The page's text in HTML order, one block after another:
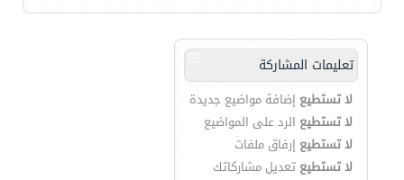
تعليمات المشاركة
لا تستطيع إضافة مواضيع جديدة
لا تستطيع الرد على المواضيع
لا تستطيع إرفاق ملفات
لا تستطيع تعديل مشاركاتك